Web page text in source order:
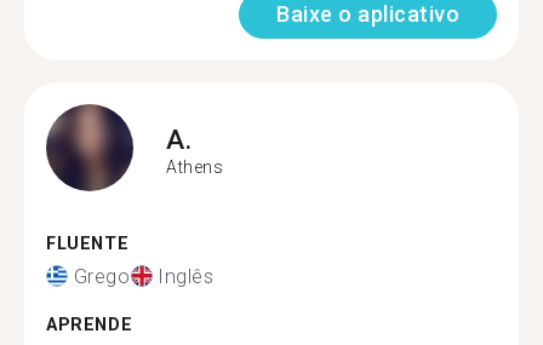
Baixe o aplicativo
A.
Athens
FLUENTE
Grego Inglês
APRENDE